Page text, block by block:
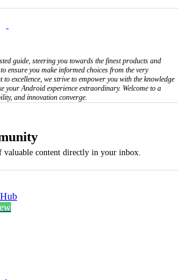
guide, steering you towards the finest products and
ensure you make informed choices from the very
excellence, we strive to empower you with the knowledge
your Android experience extraordinary. Welcome to a
and innovation converge.
valuable content directly in your inbox.